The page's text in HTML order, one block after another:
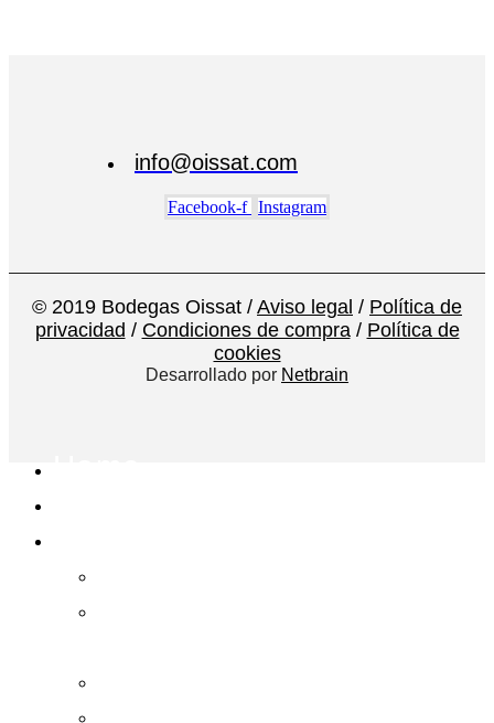
info@oissat.com
Facebook-f Instagram
© 2019 Bodegas Oissat / Aviso legal / Política de
privacidad / Condiciones de compra/ Política de
cookies
Desarrollado por Netbrain